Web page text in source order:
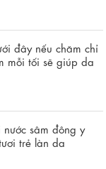
đây nếu chăm chỉ
mỗi tối sẽ giúp da
sâm đông y
trẻ làn da